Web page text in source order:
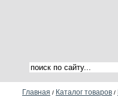
Главная / Каталог товаров /